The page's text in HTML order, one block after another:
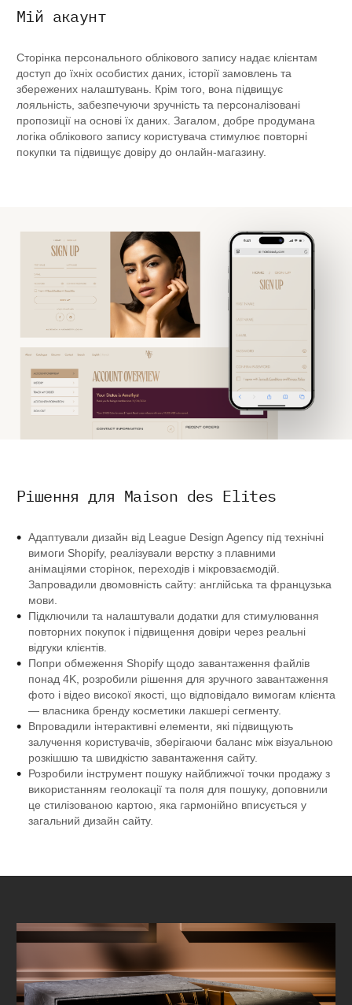
Мій акаунт
Сторінка персонального облікового запису надає клієнтам
доступ до їхніх особистих даних, історії замовлень та
збережених налаштувань. Крім того, вона підвищує
лояльність, забезпечуючи зручність та персоналізовані
пропозиції на основі їх даних. Загалом, добре продумана
логіка облікового запису користувача стимулює повторні
покупки та підвищує довіру до онлайн-магазину.
Рішення для Maison des Elites
Адаптували дизайн від League Design Agency під технічні
вимоги Shopify, реалізували верстку з плавними
анімаціями сторінок, переходів і мікровзаємодій.
Запровадили двомовність сайту: англійська та французька
мови.
Підключили та налаштували додатки для стимулювання
повторних покупок і підвищення довіри через реальні
відгуки клієнтів.
Попри обмеження Shopify щодо завантаження файлів
понад 4K, розробили рішення для зручного завантаження
фото і відео високої якості, що відповідало вимогам клієнта
— власника бренду косметики лакшері сегменту.
Впровадили інтерактивні елементи, які підвищують
залучення користувачів, зберігаючи баланс між візуальною
розкішшю та швидкістю завантаження сайту.
Розробили інструмент пошуку найближчої точки продажу з
використанням геолокації та поля для пошуку, доповнили
це стилізованою картою, яка гармонійно вписується у
загальний дизайн сайту.